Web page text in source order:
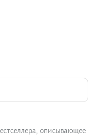
описывающее